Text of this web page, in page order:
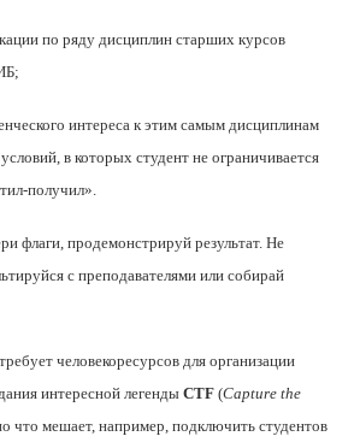
по ряду дисциплин старших курсов
интереса к этим самым дисциплинам
в которых студент не ограничивается
получил».
флаги, продемонстрируй результат. Не
с преподавателями или собирай
человекоресурсов для организации
интересной легенды CTF (Capture the
что мешает, например, подключить студентов